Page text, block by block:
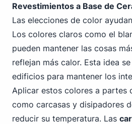
Revestimientos a Base de
Las elecciones de color
Los colores claros como el
pueden mantener las cosas
reflejan más calor. Esta idea
edificios para mantener los
Aplicar estos colores a partes
como carcasas y disipadores
reducir su temperatura. Las